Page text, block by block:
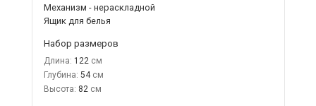
Механизм - нераскладной
Ящик для белья
Набор размеров
Длина: 122
Глубина: 54
Высота: 82